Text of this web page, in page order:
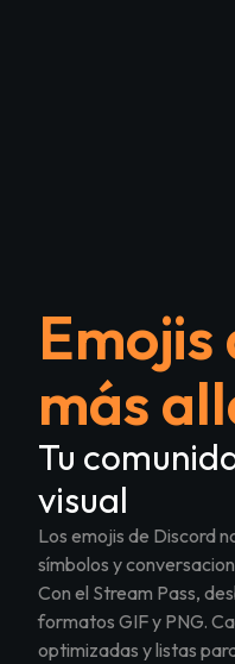
Penguin - 8 Pack
Emojis
más
Tu
visual
Los emojis de Discord
símbolos y
Con el Stream Pass,
formatos GIF y PNG.
optimizadas y listas